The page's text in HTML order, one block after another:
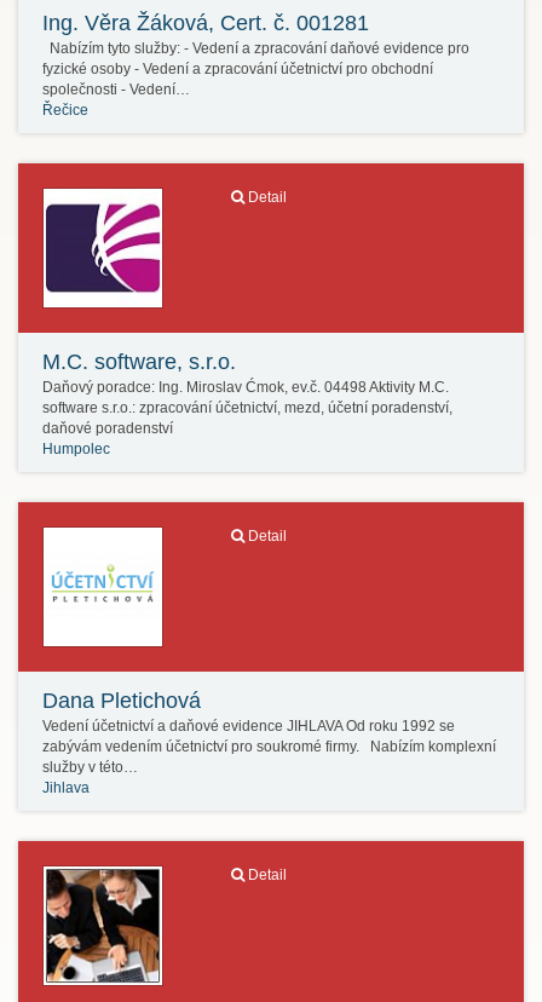
Ing. Věra Žáková, Cert. č. 001281
Nabízím tyto služby: - Vedení a zpracování daňové evidence pro
fyzické osoby - Vedení a zpracování účetnictví pro obchodní
společnosti - Vedení…
Řečice
Detail
M.C. software, s.r.o.
Daňový poradce: Ing. Miroslav Ćmok, ev.č. 04498 Aktivity M.C.
software s.r.o.: zpracování účetnictví, mezd, účetní poradenství,
daňové poradenství
Humpolec
Detail
Dana Pletichová
Vedení účetnictví a daňové evidence JIHLAVA Od roku 1992 se
zabývám vedením účetnictví pro soukromé firmy. Nabízím komplexní
služby v této…
Jihlava
Detail